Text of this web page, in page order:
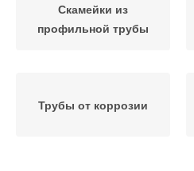
Скамейки из
профильной трубы
Трубы от коррозии